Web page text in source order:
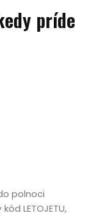
príde
polnoci
LETOJETU,